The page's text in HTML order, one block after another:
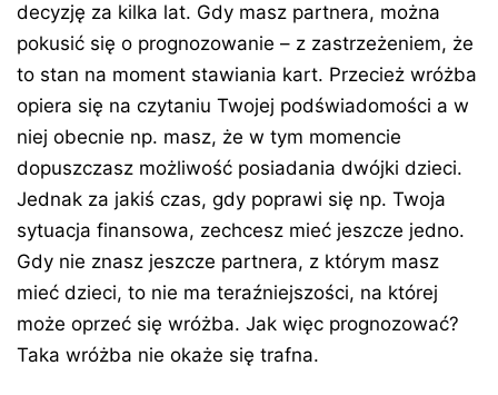
decyzję za kilka lat. Gdy masz partnera, można
pokusić się o prognozowanie – z zastrzeżeniem, że
to stan na moment stawiania kart. Przecież wróżba
opiera się na czytaniu Twojej podświadomości a w
niej obecnie np. masz, że w tym momencie
dopuszczasz możliwość posiadania dwójki dzieci.
Jednak za jakiś czas, gdy poprawi się np. Twoja
sytuacja finansowa, zechcesz mieć jeszcze jedno.
Gdy nie znasz jeszcze partnera, z którym masz
mieć dzieci, to nie ma teraźniejszości, na której
może oprzeć się wróżba. Jak więc prognozować?
Taka wróżba nie okaże się trafna.